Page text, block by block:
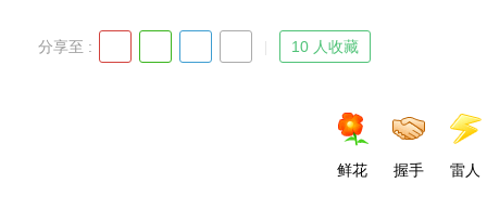
分享至 : 10 人收藏
鲜花 握手 雷人